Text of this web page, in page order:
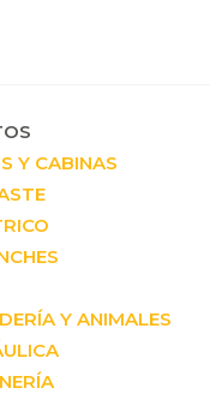
Y CABINAS
Y ANIMALES